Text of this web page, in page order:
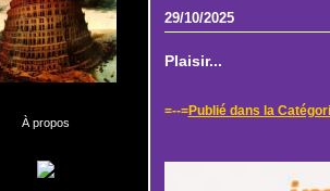
À propos
29/10/2025
Plaisir...
=--=Publié dans la